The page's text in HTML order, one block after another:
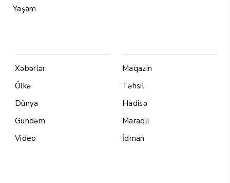
Yaşam
Xəbərlər
Ölkə
Dünya
Gündəm
Video
Maqazin
Təhsil
Hadisə
Maraqlı
İdman